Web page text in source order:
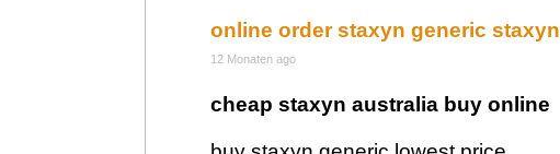
online order staxyn generic staxyn
12 Monaten ago
cheap staxyn australia buy online